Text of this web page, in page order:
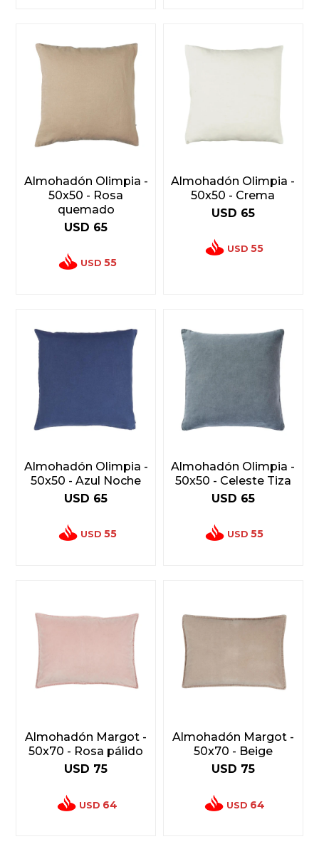
Almohadón Olimpia -
50x50 - Rosa
quemado
USD 65
USD 55
Almohadón Olimpia -
50x50 - Crema
USD 65
USD 55
Almohadón Olimpia -
50x50 - Azul Noche
USD 65
USD 55
Almohadón Olimpia -
50x50 - Celeste Tiza
USD 65
USD 55
Almohadón Margot -
50x70 - Rosa pálido
USD 75
USD 64
Almohadón Margot -
50x70 - Beige
USD 75
USD 64